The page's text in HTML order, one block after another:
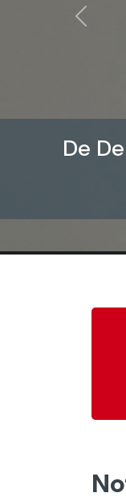
De
Anterior